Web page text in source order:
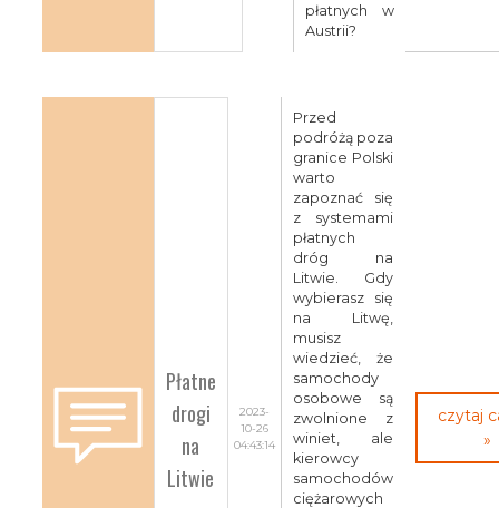
płatnych w
Austrii?
Płatne
drogi
na
Litwie
2023-
10-26
04:43:14
Przed
podróżą poza
granice Polski
warto
zapoznać się
z systemami
płatnych
dróg na
Litwie. Gdy
wybierasz się
na Litwę,
musisz
wiedzieć, że
samochody
osobowe są
zwolnione z
winiet, ale
kierowcy
samochodów
ciężarowych
czytaj
»